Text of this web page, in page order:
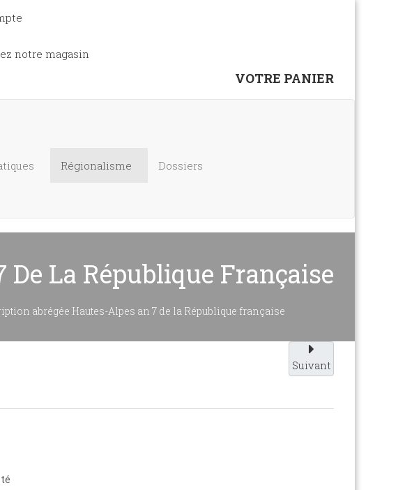
notre magasin
VOTRE PANIER
Régionalisme Dossiers
La République Française
abrégée Hautes-Alpes an 7 de la République française
Suivant